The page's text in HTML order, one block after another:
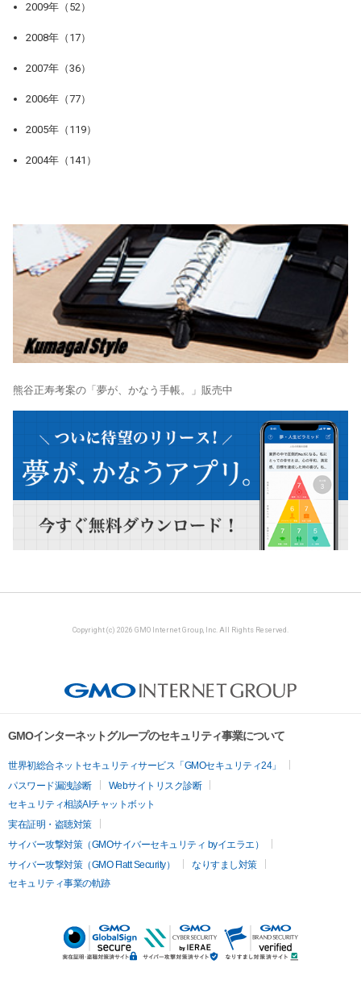
2009年（52）
2008年（17）
2007年（36）
2006年（77）
2005年（119）
2004年（141）
熊谷正寿考案の「夢が、かなう手帳。」販売中
Copyright (c) 2026 GMO Internet Group, Inc. All Rights Reserved.
GMOインターネットグループのセキュリティ事業について
世界初総合ネットセキュリティサービス「GMOセキュリティ24」
パスワード漏洩診断
Webサイトリスク診断
セキュリティ相談AIチャットボット
実在証明・盗聴対策
サイバー攻撃対策（GMOサイバーセキュリティ byイエラエ）
サイバー攻撃対策（GMO Flatt Security）
なりすまし対策
セキュリティ事業の軌跡